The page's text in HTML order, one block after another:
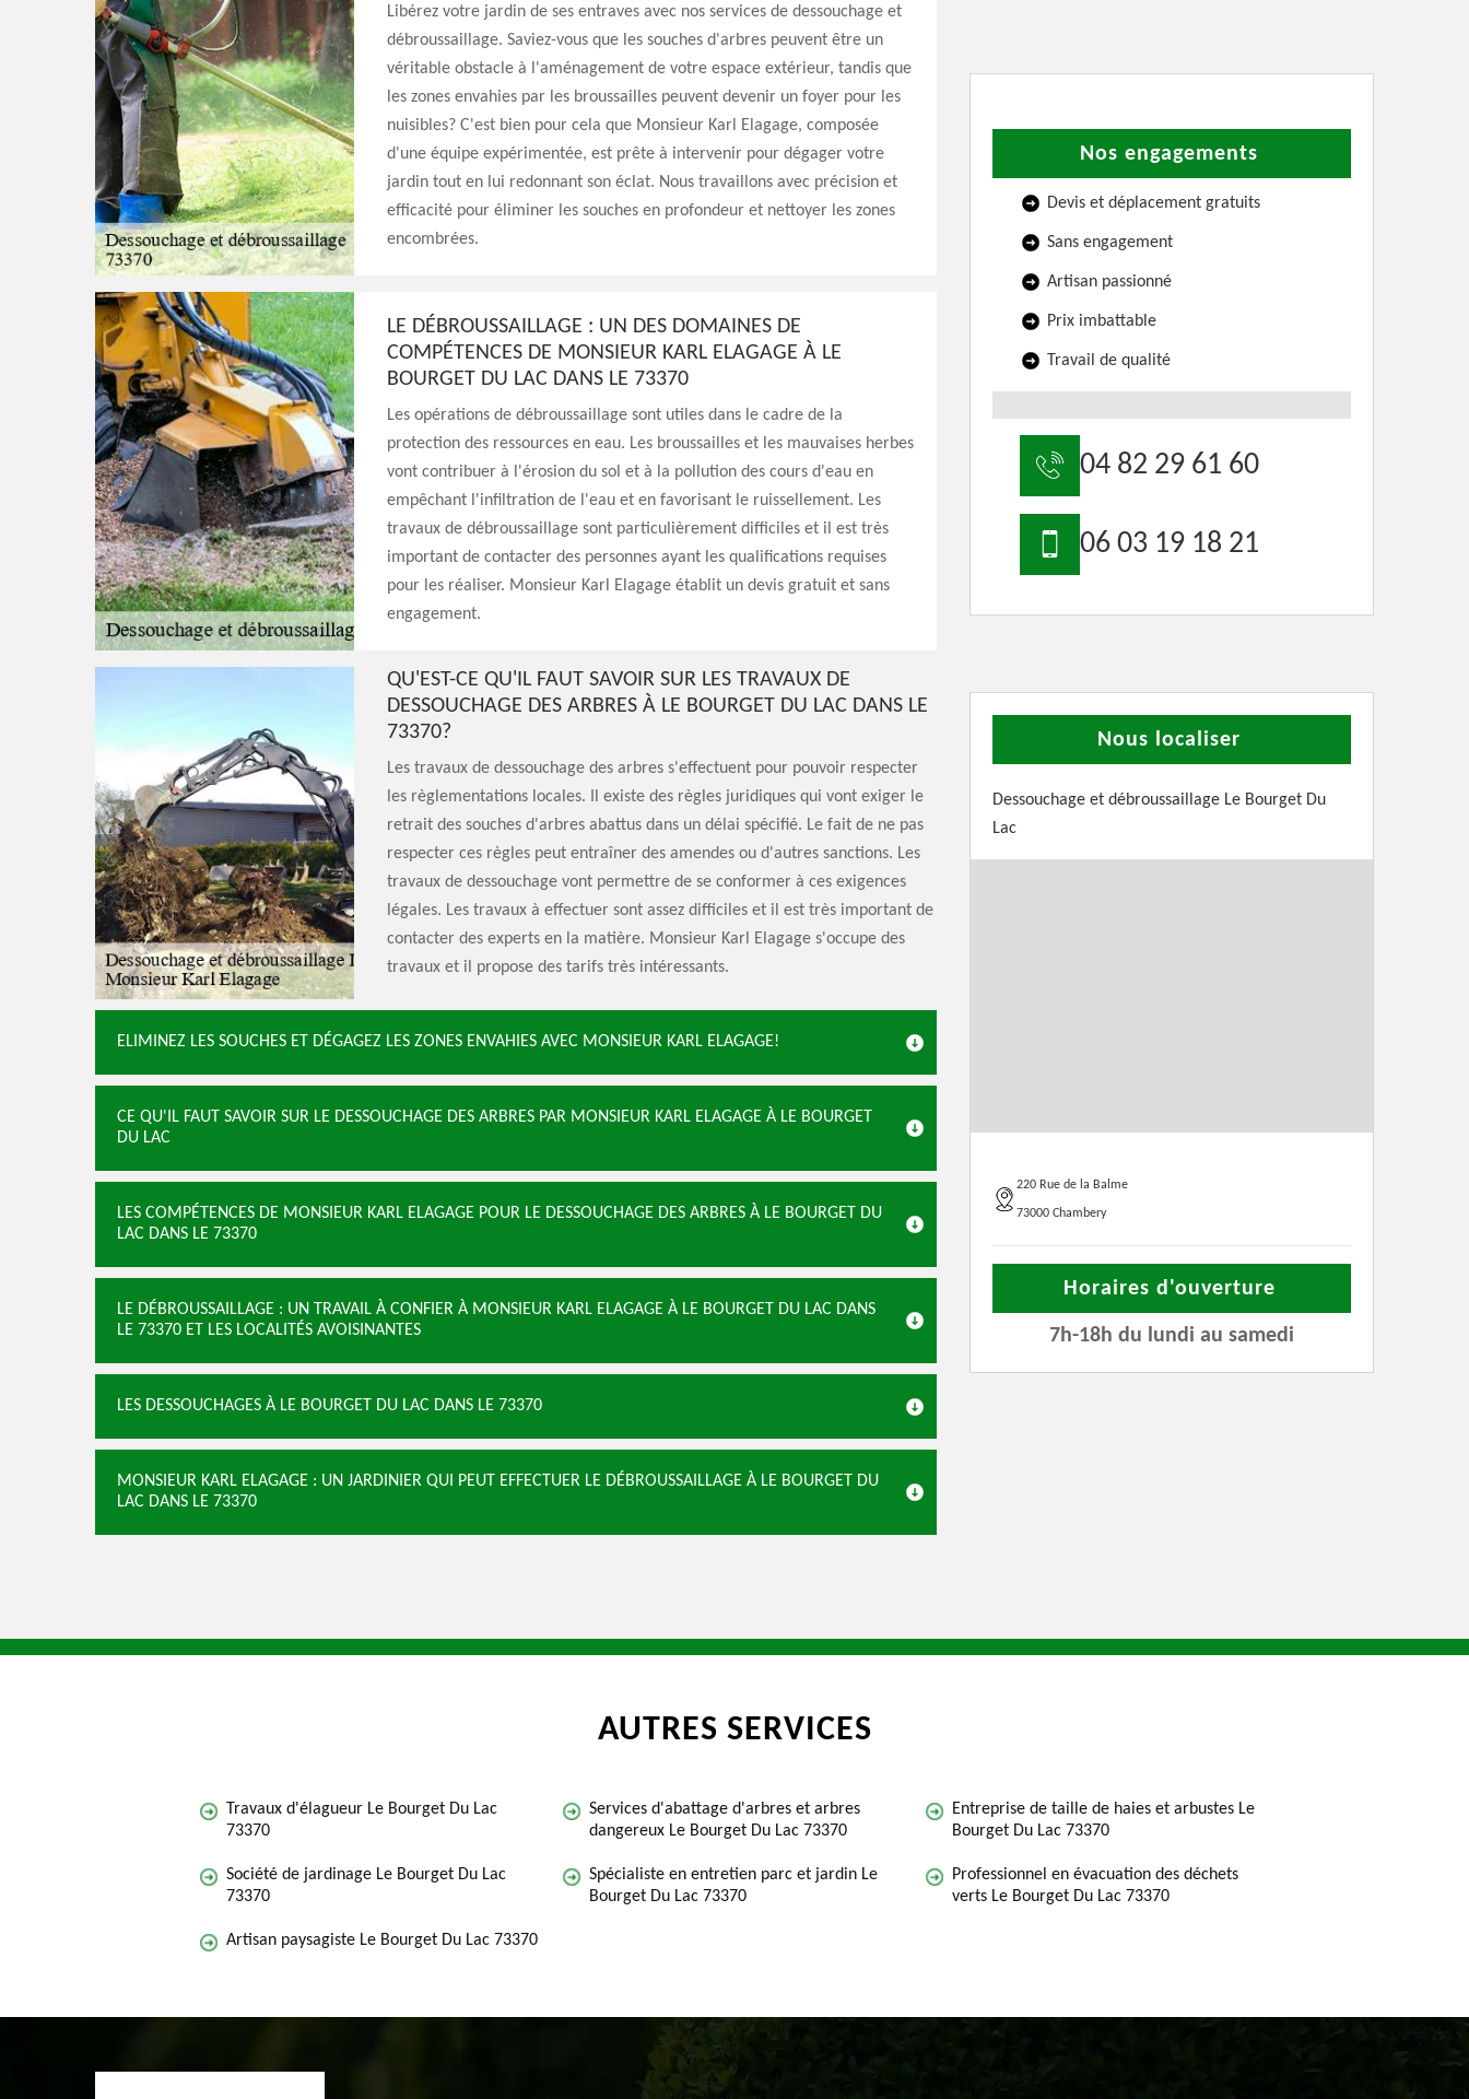
Libérez votre jardin de ses entraves avec nos services de dessouchage et
débroussaillage. Saviez-vous que les souches d'arbres peuvent être un
véritable obstacle à l'aménagement de votre espace extérieur, tandis que
les zones envahies par les broussailles peuvent devenir un foyer pour les
nuisibles? C'est bien pour cela que Monsieur Karl Elagage, composée
d'une équipe expérimentée, est prête à intervenir pour dégager votre
jardin tout en lui redonnant son éclat. Nous travaillons avec précision et
efficacité pour éliminer les souches en profondeur et nettoyer les zones
encombrées.
LE DÉBROUSSAILLAGE : UN DES DOMAINES DE
COMPÉTENCES DE MONSIEUR KARL ELAGAGE À LE
BOURGET DU LAC DANS LE 73370
Les opérations de débroussaillage sont utiles dans le cadre de la
protection des ressources en eau. Les broussailles et les mauvaises herbes
vont contribuer à l'érosion du sol et à la pollution des cours d'eau en
empêchant l'infiltration de l'eau et en favorisant le ruissellement. Les
travaux de débroussaillage sont particulièrement difficiles et il est très
important de contacter des personnes ayant les qualifications requises
pour les réaliser. Monsieur Karl Elagage établit un devis gratuit et sans
engagement.
QU'EST-CE QU'IL FAUT SAVOIR SUR LES TRAVAUX DE
DESSOUCHAGE DES ARBRES À LE BOURGET DU LAC DANS LE
73370?
Les travaux de dessouchage des arbres s'effectuent pour pouvoir respecter
les règlementations locales. Il existe des règles juridiques qui vont exiger le
retrait des souches d'arbres abattus dans un délai spécifié. Le fait de ne pas
respecter ces règles peut entraîner des amendes ou d'autres sanctions. Les
travaux de dessouchage vont permettre de se conformer à ces exigences
légales. Les travaux à effectuer sont assez difficiles et il est très important de
contacter des experts en la matière. Monsieur Karl Elagage s'occupe des
travaux et il propose des tarifs très intéressants.
ELIMINEZ LES SOUCHES ET DÉGAGEZ LES ZONES ENVAHIES AVEC MONSIEUR KARL ELAGAGE!
CE QU'IL FAUT SAVOIR SUR LE DESSOUCHAGE DES ARBRES PAR MONSIEUR KARL ELAGAGE À LE BOURGET
DU LAC
LES COMPÉTENCES DE MONSIEUR KARL ELAGAGE POUR LE DESSOUCHAGE DES ARBRES À LE BOURGET DU
LAC DANS LE 73370
LE DÉBROUSSAILLAGE : UN TRAVAIL À CONFIER À MONSIEUR KARL ELAGAGE À LE BOURGET DU LAC DANS
LE 73370 ET LES LOCALITÉS AVOISINANTES
LES DESSOUCHAGES À LE BOURGET DU LAC DANS LE 73370
MONSIEUR KARL ELAGAGE : UN JARDINIER QUI PEUT EFFECTUER LE DÉBROUSSAILLAGE À LE BOURGET DU
LAC DANS LE 73370
Nos engagements
Devis et déplacement gratuits
Sans engagement
Artisan passionné
Prix imbattable
Travail de qualité
04 82 29 61 60
06 03 19 18 21
Nous localiser
Dessouchage et débroussaillage Le Bourget Du
Lac
220 Rue de la Balme
73000 Chambery
Horaires d'ouverture
7h-18h du lundi au samedi
AUTRES SERVICES
Travaux d'élagueur Le Bourget Du Lac
73370
Société de jardinage Le Bourget Du Lac
73370
Artisan paysagiste Le Bourget Du Lac 73370
Services d'abattage d'arbres et arbres
dangereux Le Bourget Du Lac 73370
Spécialiste en entretien parc et jardin Le
Bourget Du Lac 73370
Entreprise de taille de haies et arbustes Le
Bourget Du Lac 73370
Professionnel en évacuation des déchets
verts Le Bourget Du Lac 73370